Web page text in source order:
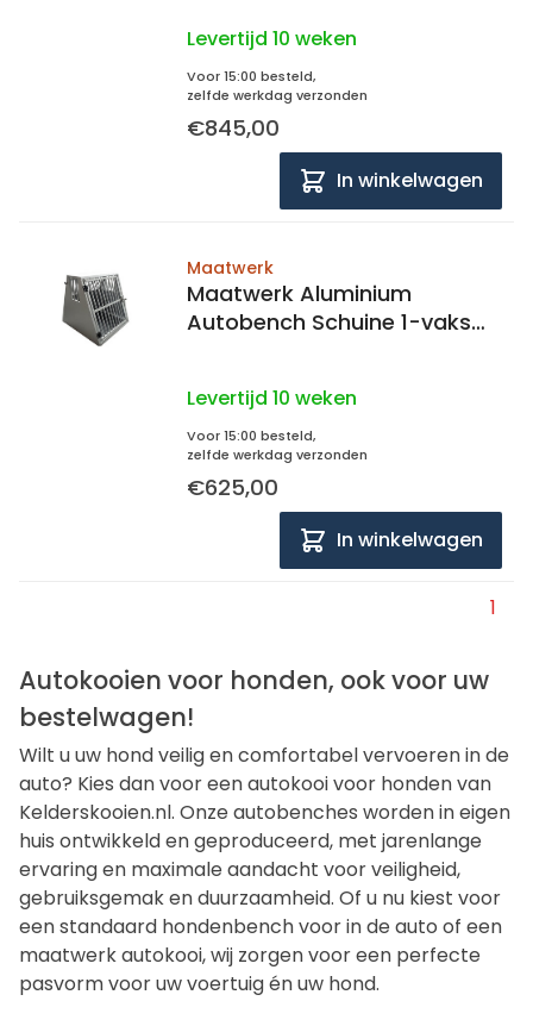
Levertijd 10 weken
Voor 15:00 besteld,
zelfde werkdag verzonden
€845,00
In winkelwagen
Maatwerk
Maatwerk Aluminium
Autobench Schuine 1-vaks
Levertijd 10 weken
Voor 15:00 besteld,
zelfde werkdag verzonden
€625,00
In winkelwagen
1
Autokooien voor honden, ook voor uw
bestelwagen!
Wilt u uw hond veilig en comfortabel vervoeren in de
auto? Kies dan voor een autokooi voor honden van
Kelderskooien.nl. Onze autobenches worden in eigen
huis ontwikkeld en geproduceerd, met jarenlange
ervaring en maximale aandacht voor veiligheid,
gebruiksgemak en duurzaamheid. Of u nu kiest voor
een standaard hondenbench voor in de auto of een
maatwerk autokooi, wij zorgen voor een perfecte
pasvorm voor uw voertuig én uw hond.